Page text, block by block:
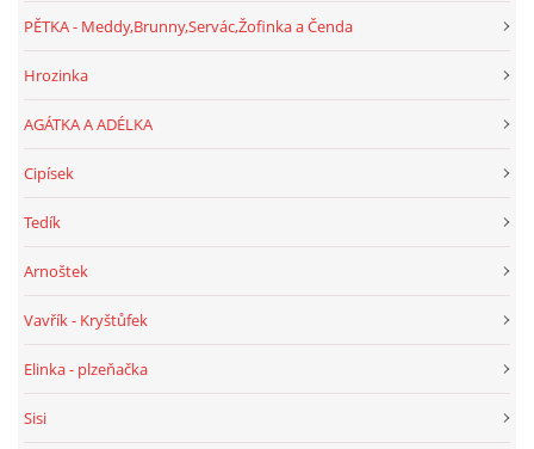
PĚTKA - Meddy,Brunny,Servác,Žofinka a Čenda
Hrozinka
AGÁTKA A ADÉLKA
Cipísek
Tedík
Arnoštek
Vavřík - Kryštůfek
Elinka - plzeňačka
Sisi